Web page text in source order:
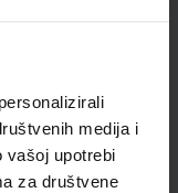
medija i
vašoj upotrebi
za društvene